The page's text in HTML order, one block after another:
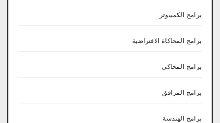
برامج الكمبيوتر
برامج المحاكاة الافتراضية
برامج المحاكي
برامج المرافق
برامج الهندسة